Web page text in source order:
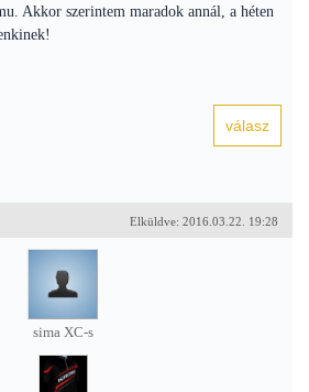
Akkor szerintem maradok annál, a héten
Elküldve: 2016.03.22. 19:28
sima XC-s